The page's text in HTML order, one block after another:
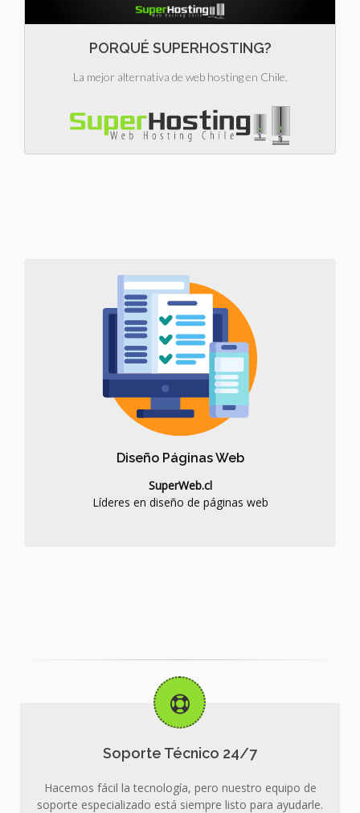
PORQUÉ SUPERHOSTING?
La mejor alternativa de web hosting en Chile.
Diseño Páginas Web
SuperWeb.cl
Líderes en diseño de páginas web
Diseño Páginas Web
www.SuperWeb.cl
Líderes en diseño de páginas web ofrece las mejores
alternativas:
Posicionamiento Web
Primero en Google
Soporte Técnico 24/7
Hacemos fácil la tecnología, pero nuestro equipo de
soporte especializado está siempre listo para ayudarle.